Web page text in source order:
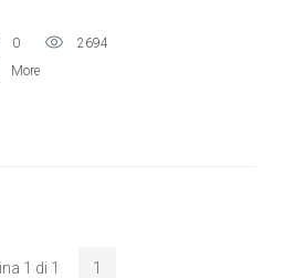
0
2694
More
1 di 1 1